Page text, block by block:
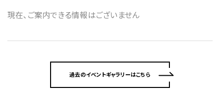
現在、ご案内できる情報はございません
過去のイベントギャラリーはこちら